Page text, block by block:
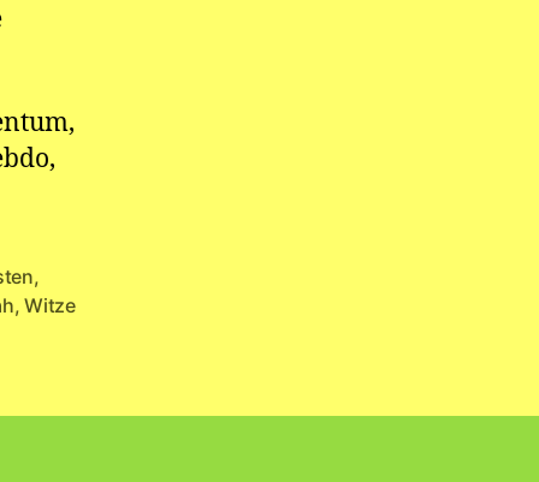
,
,Witze